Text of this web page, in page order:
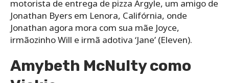
motorista de entrega de pizza Argyle, um amigo de
Jonathan Byers em Lenora, Califórnia, onde
Jonathan agora mora com sua mãe Joyce,
irmãozinho Will e irmã adotiva ‘Jane’ (Eleven).
Amybeth McNulty como